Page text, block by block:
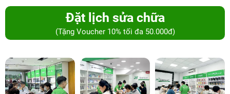
Đặt lịch sửa chữa
(Tặng Voucher 10% tối đa 50.000đ)